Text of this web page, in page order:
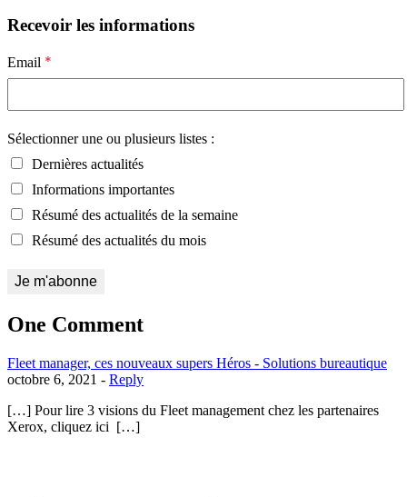
Recevoir les informations
Email *
Sélectionner une ou plusieurs listes :
Dernières actualités
Informations importantes
Résumé des actualités de la semaine
Résumé des actualités du mois
One Comment
Fleet manager, ces nouveaux supers Héros - Solutions bureautique
octobre 6, 2021 - Reply
[…] Pour lire 3 visions du Fleet management chez les partenaires
Xerox, cliquez ici […]